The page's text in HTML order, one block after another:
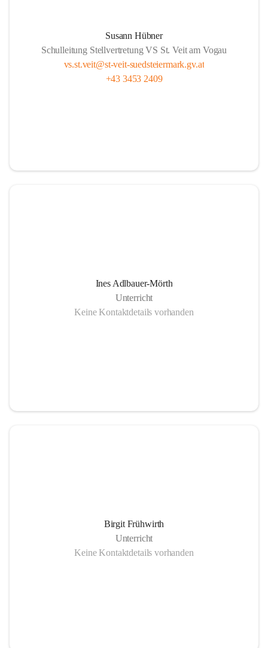
Susann Hübner
Schulleitung Stellvertretung VS St. Veit am Vogau
vs.st.veit@st-veit-suedsteiermark.gv.at
+43 3453 2409
Ines Adlbauer-Mörth
Unterricht
Keine Kontaktdetails vorhanden
Birgit Frühwirth
Unterricht
Keine Kontaktdetails vorhanden